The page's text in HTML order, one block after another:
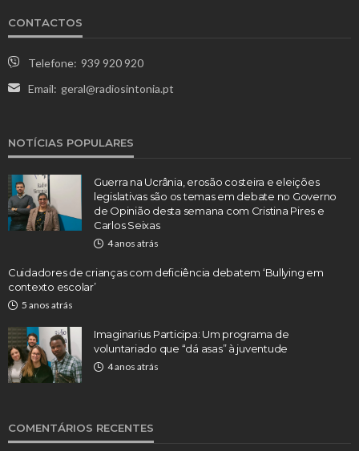
CONTACTOS
Telefone: 939 920 920
Email: geral@radiosintonia.pt
NOTÍCIAS POPULARES
Guerra na Ucrânia, erosão costeira e eleições
legislativas são os temas em debate no Governo
de Opinião desta semana com Cristina Pires e
Carlos Seixas
4 anos atrás
Cuidadores de crianças com deficiência debatem ‘Bullying em
contexto escolar’
5 anos atrás
Imaginarius Participa: Um programa de
voluntariado que “dá asas” à juventude
4 anos atrás
COMENTÁRIOS RECENTES